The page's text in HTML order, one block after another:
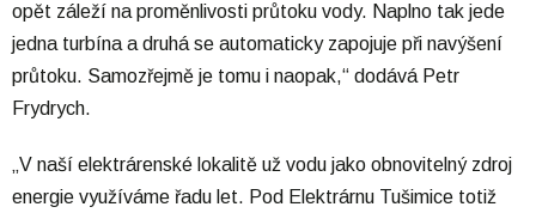
opět záleží na proměnlivosti průtoku vody. Naplno tak jede
jedna turbína a druhá se automaticky zapojuje při navýšení
průtoku. Samozřejmě je tomu i naopak,“ dodává Petr
Frydrych.
„V naší elektrárenské lokalitě už vodu jako obnovitelný zdroj
energie využíváme řadu let. Pod Elektrárnu Tušimice totiž